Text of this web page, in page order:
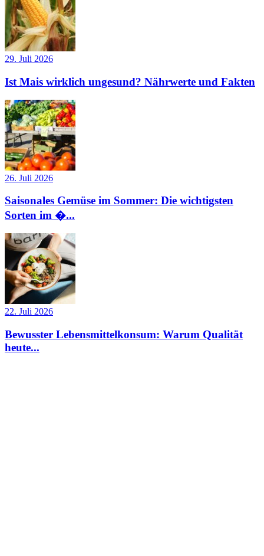
29. Juli 2026
Ist Mais wirklich ungesund? Nährwerte und Fakten
26. Juli 2026
Saisonales Gemüse im Sommer: Die wichtigsten
Sorten im �...
22. Juli 2026
Bewusster Lebensmittelkonsum: Warum Qualität
heute...